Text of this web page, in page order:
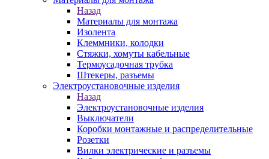
Назад
Материалы для монтажа
Изолента
Клеммники, колодки
Стяжки, хомуты кабельные
Термоусадочная трубка
Штекеры, разъемы
Электроустановочные изделия
Назад
Электроустановочные изделия
Выключатели
Коробки монтажные и распределительные
Розетки
Вилки электрические и разъемы